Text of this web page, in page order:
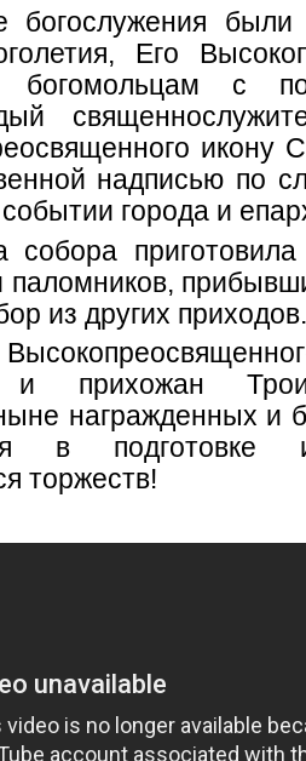
богослужения были
Его
богомольцам с
икону
надписью по
города и
собора
паломников,
из других приходов.
и прихожан
награжденных и
в подготовке
торжеств!